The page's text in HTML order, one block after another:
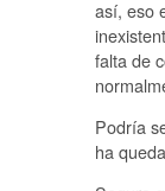
así, eso
falta de
Podría
ha